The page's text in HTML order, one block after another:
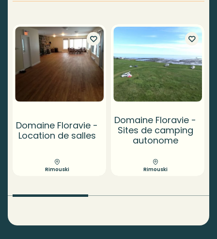
Domaine Floravie -
Location de salles
Rimouski
Domaine Floravie -
Sites de camping
autonome
Rimouski